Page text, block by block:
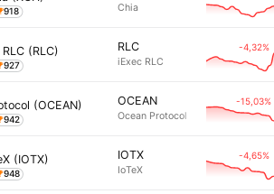
918 Chia
927
RLC
iExec RLC
-4,32%
942
OCEAN
Ocean Protocol
-15,03%
948
IOTX
IoTeX
-4,65%